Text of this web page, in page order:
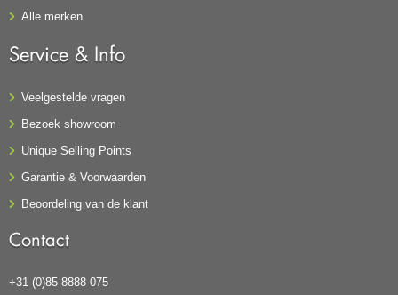
Alle merken
Service & Info
Veelgestelde vragen
Bezoek showroom
Unique Selling Points
Garantie & Voorwaarden
Beoordeling van de klant
Contact
+31 (0)85 8888 075